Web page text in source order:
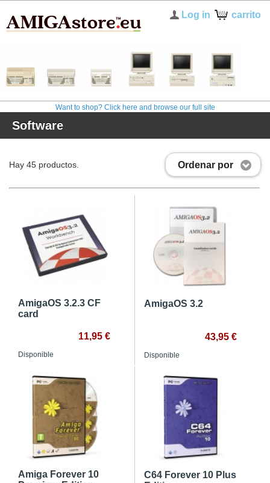
carrito
Log in
Want to shop? Click here and browse our full site
Software
Ordenar por
Hay 45 productos.
AmigaOS 3.2.3 CF
card
11,95 €
Disponible
AmigaOS 3.2
43,95 €
Disponible
Amiga Forever 10
C64 Forever 10 Plus